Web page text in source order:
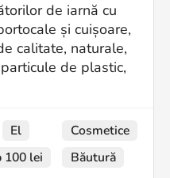
de iarnă cu
și cuișoare,
calitate, naturale,
de plastic,
El
100 lei
Cosmetice
Băutură